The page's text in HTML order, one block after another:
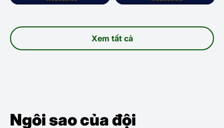
Xem tất cả
Ngôi sao của đội